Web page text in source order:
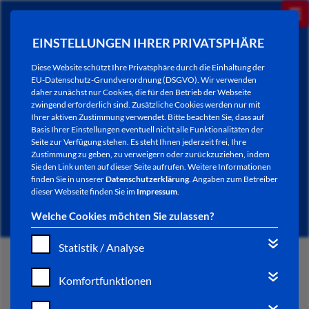
EINSTELLUNGEN IHRER PRIVATSPHÄRE
Diese Website schützt Ihre Privatsphäre durch die Einhaltung der
EU-Datenschutz-Grundverordnung (DSGVO). Wir verwenden
daher zunächst nur Cookies, die für den Betrieb der Webseite
zwingend erforderlich sind. Zusätzliche Cookies werden nur mit
Ihrer aktiven Zustimmung verwendet. Bitte beachten Sie, dass auf
Basis Ihrer Einstellungen eventuell nicht alle Funktionalitäten der
Seite zur Verfügung stehen. Es steht Ihnen jederzeit frei, Ihre
Zustimmung zu geben, zu verweigern oder zurückzuziehen, indem
Sie den Link unten auf dieser Seite aufrufen. Weitere Informationen
finden Sie in unsererDatenschutzerklärung. Angaben zum Betreiber
dieser Webseite finden Sie im Impressum.
Welche Cookies möchten Sie zulassen?
Statistik / Analyse
Komfortfunktionen
NEWSLETTER / CITY LETTER
START